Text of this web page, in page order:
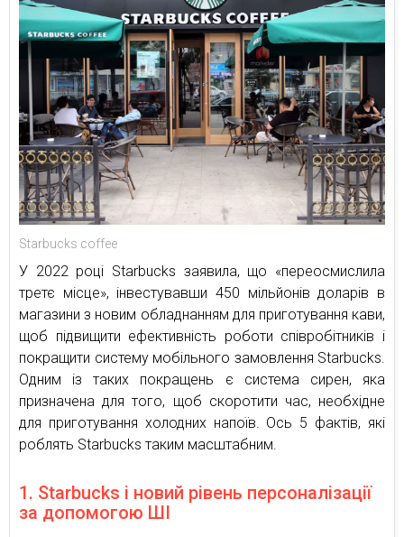
Starbucks coffee
У 2022 році Starbucks заявила, що «переосмислила
третє місце», інвестувавши 450 мільйонів доларів в
магазини з новим обладнанням для приготування кави,
щоб підвищити ефективність роботи співробітників і
покращити систему мобільного замовлення Starbucks.
Одним із таких покращень є система сирен, яка
призначена для того, щоб скоротити час, необхідне
для приготування холодних напоїв. Ось 5 фактів, які
роблять Starbucks таким масштабним.
1. Starbucks і новий рівень персоналізації
за допомогою ШІ